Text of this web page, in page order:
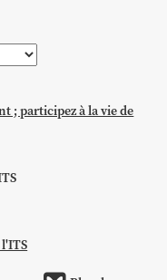
; participez à la vie de